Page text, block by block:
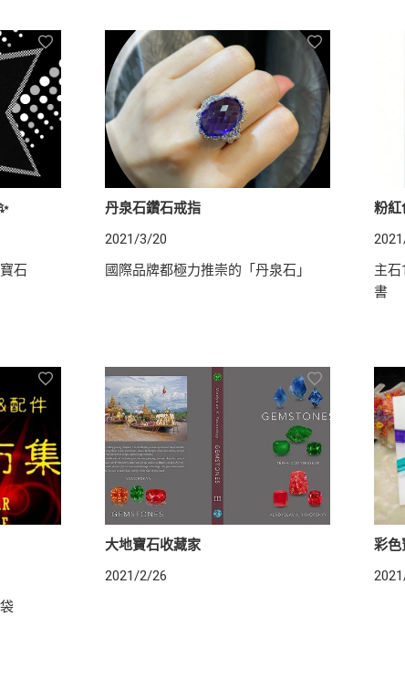
石
丹泉石鑽石戒指
2021/3/20
國際品牌都極力推崇的「丹泉石」
粉紅
主石
書
大地寶石收藏家
2021/2/26
彩色